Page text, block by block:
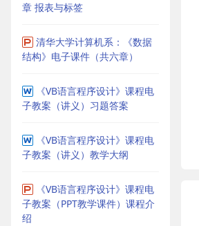
章 报表与标签
清华大学计算机系：《数据
结构》电子课件（共六章）
《VB语言程序设计》课程电
子教案（讲义）习题答案
《VB语言程序设计》课程电
子教案（讲义）教学大纲
《VB语言程序设计》课程电
子教案（PPT教学课件）课程介
绍